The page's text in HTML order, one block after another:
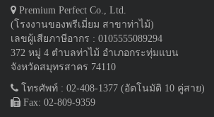
Premium Perfect Co., Ltd.
(โรงงานของพรีเมี่ยม สาขาท่าไม้)
เลขผู้เสียภาษีอากร : 0105555089294
372 หมู่ 4 ตำบลท่าไม้ อำเภอกระทุ่มแบน
จังหวัดสมุทรสาคร 74110
โทรศัพท์ : 02-408-1377 (อัตโนมัติ 10 คู่สาย)
Fax: 02-809-9359